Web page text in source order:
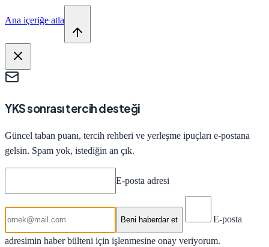
Ana içeriğe atla
YKS sonrası tercih desteği
Güncel taban puanı, tercih rehberi ve yerleşme ipuçları e-postana
gelsin. Spam yok, istediğin an çık.
E-posta adresi
Beni haberdar et E-posta
adresimin haber bülteni için işlenmesine onay veriyorum.